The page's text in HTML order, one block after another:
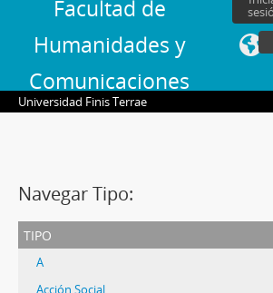
Facultad de
Humanidades y
Comunicaciones
Universidad Finis Terrae
Navegar Tipo:
tipo
A
Acción Social